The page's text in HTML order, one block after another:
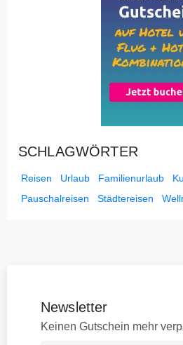
SCHLAGWÖRTER
Reisen Urlaub Familienurlaub
Pauschalreisen
Städtereisen
Newsletter
Keinen Gutschein mehr